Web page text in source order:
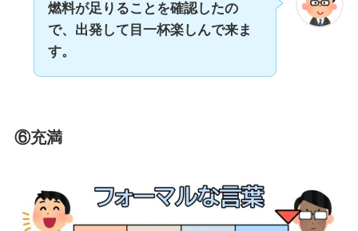
燃料が足りることを確認したの
で、出発して目一杯楽しんで来ま
す。
⑥充満